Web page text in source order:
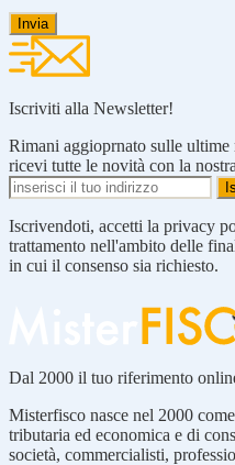
Iscriviti alla Newsletter!
Rimani aggioprnato sulle
ricevi tutte le novità con la
Iscrivendoti, accetti la privacy
trattamento nell'ambito delle
in cui il consenso sia richiesto.
Dal 2000 il tuo riferimento
Misterfisco nasce nel 2000
tributaria ed economica e di
società, commercialisti,